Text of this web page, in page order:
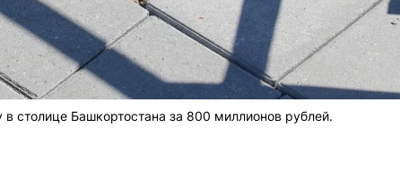
столице Башкортостана за 800 миллионов рублей.